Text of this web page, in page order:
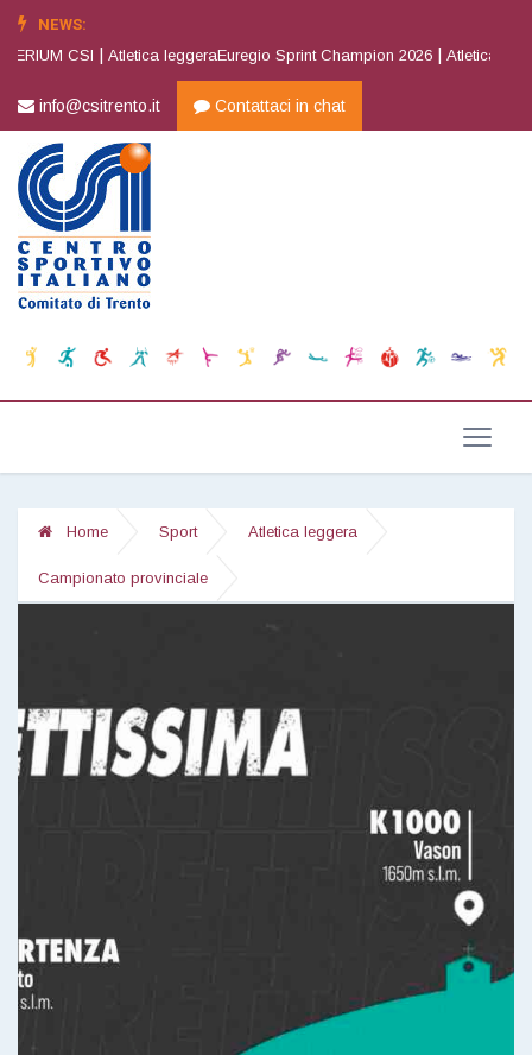
NEWS:
CSI |Atletica leggeraEuregio Sprint Champion 2026 |Atletica
info@csitrento.it Contattaci in chat
Home Sport Atletica leggera
Campionato provinciale